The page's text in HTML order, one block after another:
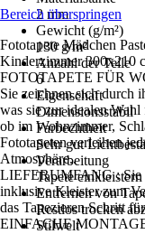
2 mm
Gewicht (g/m²)
130 g/m²
Anzahl der Teile
6
Eigenschaft
Dimensionsstabil
Farbechtheit
Sehr gut
Verarbeitung
Tapete einkleistern
Entfernen von
Restlos trocken
Stilwelt
Bereich überspringen
Fototapete Mädchen
Kinderzimmer 300x210
FOTOTAPETE FÜR
Sie zeichnen sich durch
was sie zur idealen
ob im Wohnzimmer,
Fototapeten verleihen
Atmosphäre..
LIEFERUMFANG : Sie
inklusive Kleister zum
das Tapezieren Schritt
EINFACHE